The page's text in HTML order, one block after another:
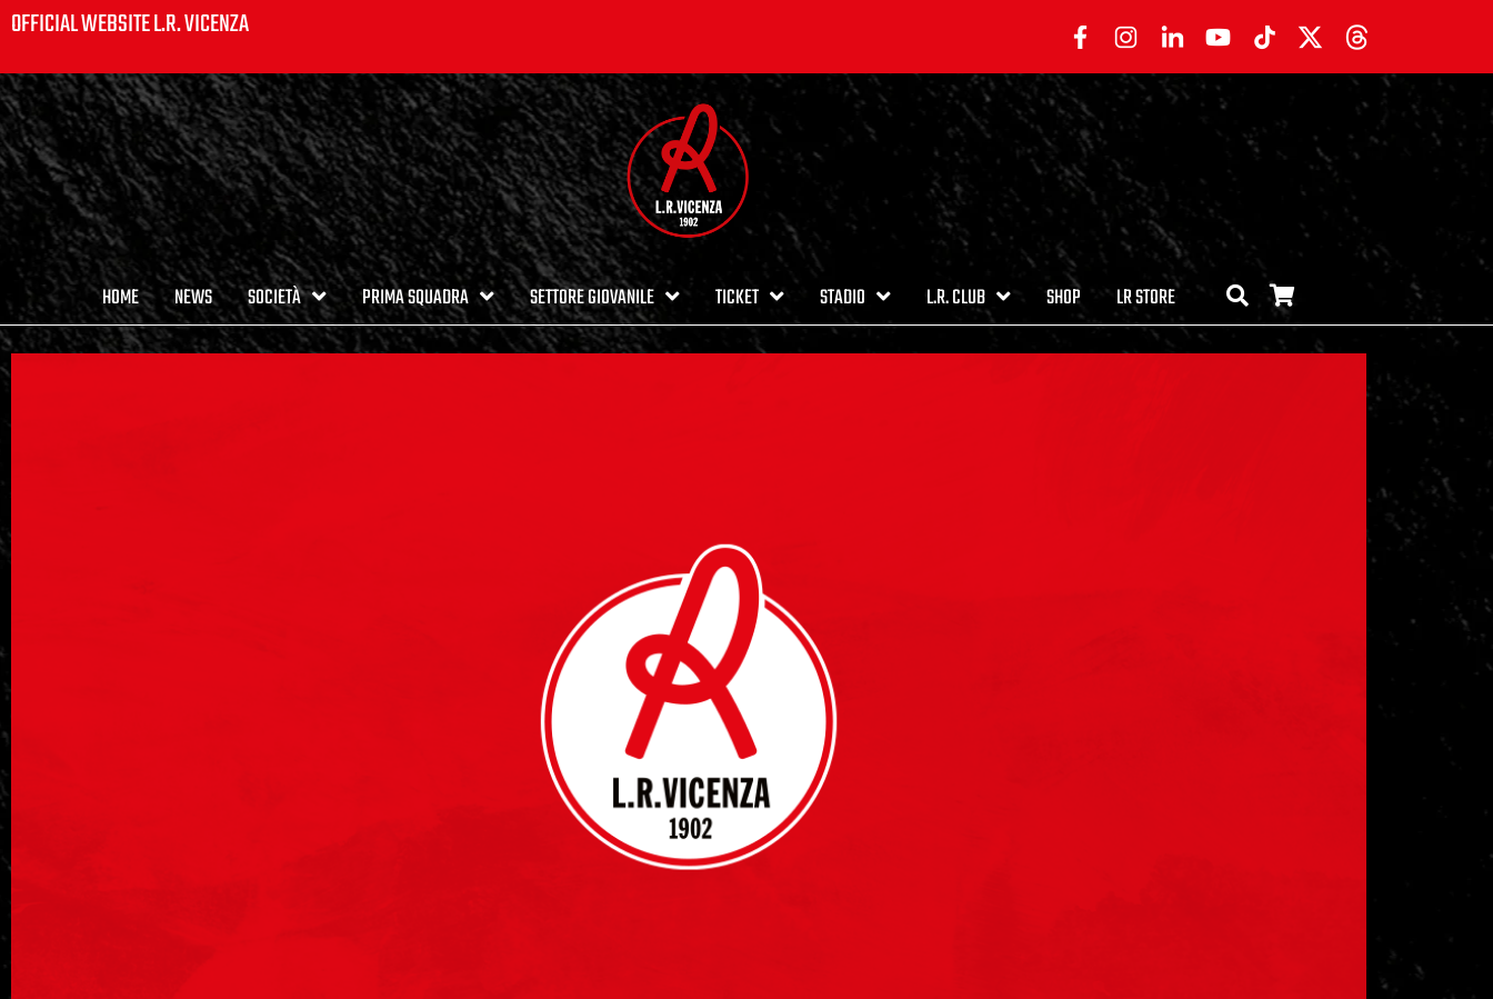
OFFICIAL WEBSITE L.R. VICENZA
HOME NEWS SOCIETÀ PRIMA SQUADRA SETTORE GIOVANILE TICKET STADIO L.R. CLUB SHOP LR STORE